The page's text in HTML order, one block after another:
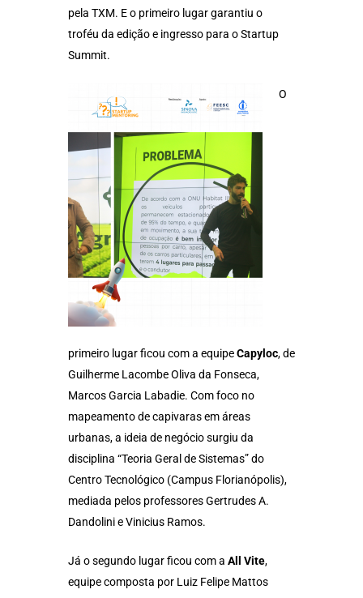
pela TXM. E o primeiro lugar garantiu o
troféu da edição e ingresso para o Startup
Summit.
O
primeiro lugar ficou com a equipeCapyloc, de
Guilherme Lacombe Oliva da Fonseca,
Marcos Garcia Labadie. Com foco no
mapeamento de capivaras em áreas
urbanas, a ideia de negócio surgiu da
disciplina “Teoria Geral de Sistemas” do
Centro Tecnológico (Campus Florianópolis),
mediada pelos professores Gertrudes A.
Dandolini e Vinicius Ramos.
Já o segundo lugar ficou com a All Vite,
equipe composta por Luiz Felipe Mattos